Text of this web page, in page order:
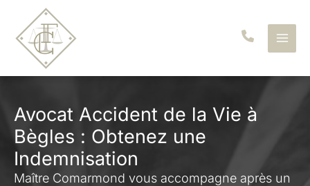
contenu
Avocat Accident de la Vie à
Bègles : Obtenez une
Indemnisation
Maître Comarmond vous accompagne après un